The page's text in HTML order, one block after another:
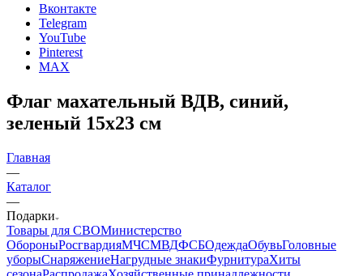
Вконтакте
Telegram
YouTube
Pinterest
MAX
Флаг махательный ВДВ, синий,
зеленый 15x23 см
Главная
—
Каталог
—
Подарки
Товары для СВОМинистерство
ОбороныРосгвардияМЧСМВДФСБОдеждаОбувьГоловные
уборыСнаряжениеНагрудные знакиФурнитураХиты